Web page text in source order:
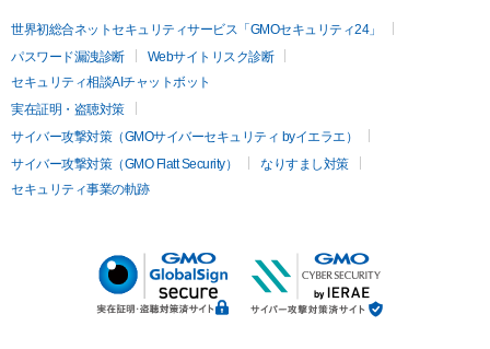
世界初総合ネットセキュリティサービス「GMOセキュリティ24」
パスワード漏洩診断
Webサイトリスク診断
セキュリティ相談AIチャットボット
実在証明・盗聴対策
サイバー攻撃対策（GMOサイバーセキュリティ byイエラエ）
サイバー攻撃対策（GMO Flatt Security）
なりすまし対策
セキュリティ事業の軌跡